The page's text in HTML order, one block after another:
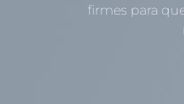
firmes para